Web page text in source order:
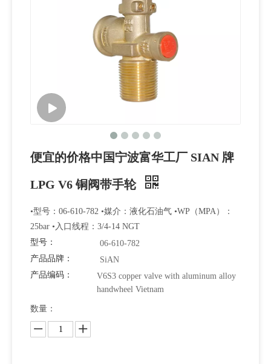
紧凑型黄铜锌气瓶液化石油气阀
便宜的价格中国宁波富华工厂 SIAN 牌
LPG V6 铜阀带手轮
•型号：06-610-782 •媒介：液化石油气 •WP（MPA）：
25bar •入口线程：3/4-14 NGT
型号：
06-610-782
产品品牌：
SiAN
产品编码：
V6S3 copper valve with aluminum alloy
handwheel Vietnam
数量：